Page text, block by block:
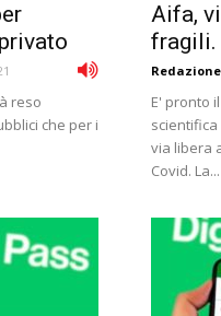
reso
che per i
Aifa,
fragili.
E' pronto
via libera
Covid. La...